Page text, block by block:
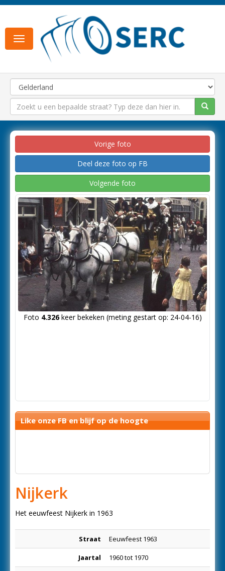
Toggle
navigation
Vorige foto
Deel deze foto op FB
Volgende foto
Foto 4.326keer bekeken (meting gestart op: 24-04-16)
Like onze FB en blijf op de hoogte
Nijkerk
Het eeuwfeest Nijkerk in 1963
Straat Eeuwfeest 1963
Jaartal 1960 tot 1970